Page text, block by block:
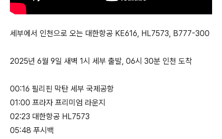
세부에서 인천으로 오는 대한항공 KE616, HL7573, B777-300
2025년 6월 9일 새벽 1시 세부 출발, 06시 30분 인천 도착
00:16 필리핀 막탄 세부 국제공항
01:00 프라자 프리미엄 라운지
02:23 대한항공 HL7573
05:48 푸시백